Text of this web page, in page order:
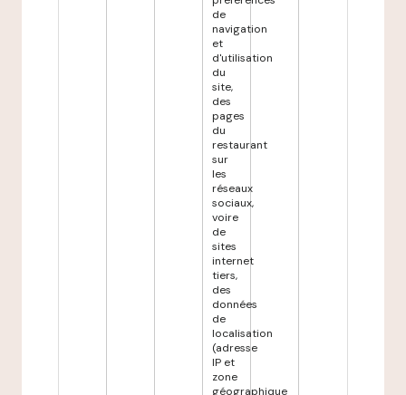
de
navigation
et
d'utilisation
du
site,
des
pages
du
restaurant
sur
les
réseaux
sociaux,
voire
de
sites
internet
tiers,
des
données
de
localisation
(adresse
IP et
zone
géographique